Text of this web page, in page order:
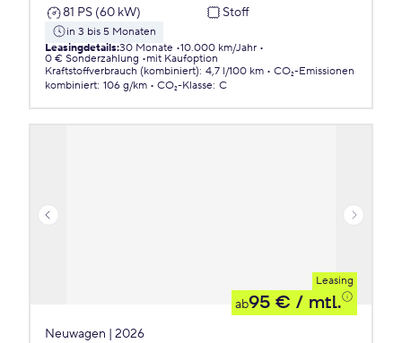
81 PS (60 kW)
Stoff
in 3 bis 5 Monaten
Leasingdetails:30 Monate 10.000 km/Jahr
0 € Sonderzahlung
mit Kaufoption
Kraftstoffverbrauch (kombiniert): 4,7 l/100 km
CO₂-Emissionen
kombiniert: 106 g/km CO₂-Klasse: C
Leasing
ab95 € / mtl.
Neuwagen | 2026